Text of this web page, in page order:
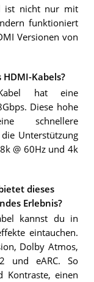
ist nicht nur mit
funktioniert
Versionen von
Kabels?
hat eine
Diese hohe
schnellere
Unterstützung
@ 60Hz und 4k
dieses
Erlebnis?
kannst du in
eintauchen.
Dolby Atmos,
und eARC. So
Kontraste, einen